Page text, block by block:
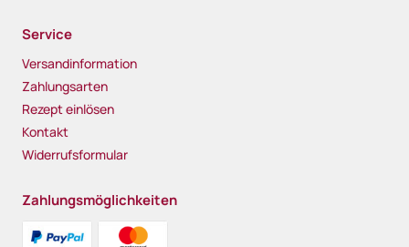
Service
Versandinformation
Zahlungsarten
Rezept einlösen
Kontakt
Widerrufsformular
Zahlungsmöglichkeiten